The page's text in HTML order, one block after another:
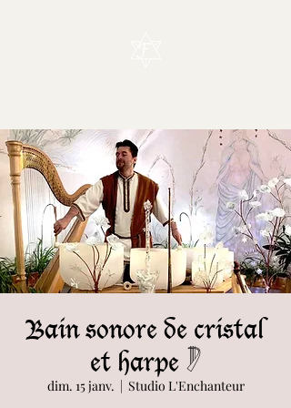
Bain sonore de cristal
et harpe 𓏢
dim. 15 janv.
  |
Studio L'Enchanteur